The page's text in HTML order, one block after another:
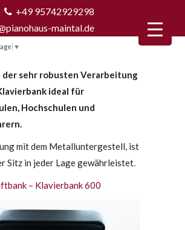
+49 95742929298
maintal.de
▼
sehr robusten Verarbeitung
ideal für
Hochschulen und
mit dem Metalluntergestell, ist
Sitz in jeder Lage gewährleistet.
– Klavierbank 600